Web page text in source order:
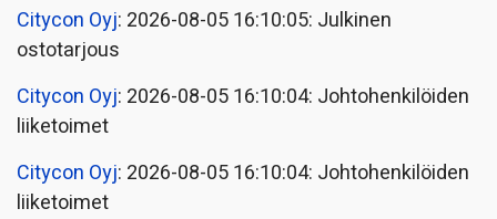
Citycon Oyj: 2026-08-05 16:10:05: Julkinen
ostotarjous
Citycon Oyj: 2026-08-05 16:10:04: Johtohenkilöiden
liiketoimet
Citycon Oyj: 2026-08-05 16:10:04: Johtohenkilöiden
liiketoimet